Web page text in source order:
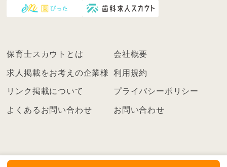
ン
こ
保育士スカウトとは 会社概要
求人掲載をお考えの企業様 利用規約
リンク掲載について プライバシーポリシー
よくあるお問い合わせ お問い合わせ